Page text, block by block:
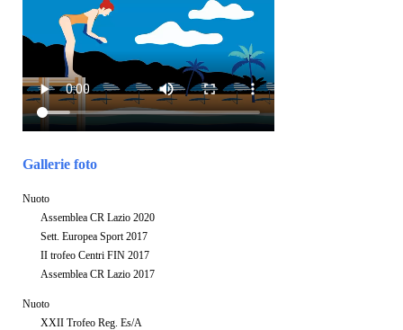
Gallerie foto
Nuoto
Assemblea CR Lazio 2020
Sett. Europea Sport 2017
II trofeo Centri FIN 2017
Assemblea CR Lazio 2017
Nuoto
XXII Trofeo Reg. Es/A